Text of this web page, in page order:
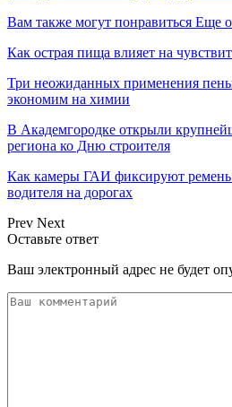
Вам также могут понравиться Еще
Как острая пища влияет на
Три неожиданных применения
экономим на химии
В Академгородке открыли
региона ко Дню строителя
Как камеры ГАИ фиксируют ремень
водителя на дорогах
Prev Next
Оставьте ответ
Ваш электронный адрес не будет